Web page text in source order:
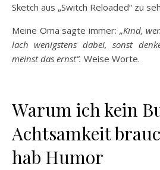
Sketch aus „Switch Reloaded“ zu
Meine Oma sagte immer: „Kind,
lach wenigstens dabei, sonst
meinst das ernst“. Weise Worte.
Warum ich kein
Achtsamkeit
hab Humor